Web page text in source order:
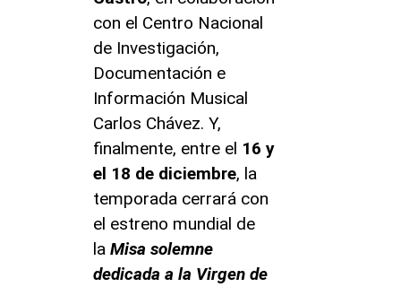
con el Centro Nacional
de Investigación,
Documentación e
Información Musical
Carlos Chávez. Y,
finalmente, entre el 16 y
el 18 de diciembre, la
temporada cerrará con
el estreno mundial de
la Misa solemne
dedicada a la Virgen de